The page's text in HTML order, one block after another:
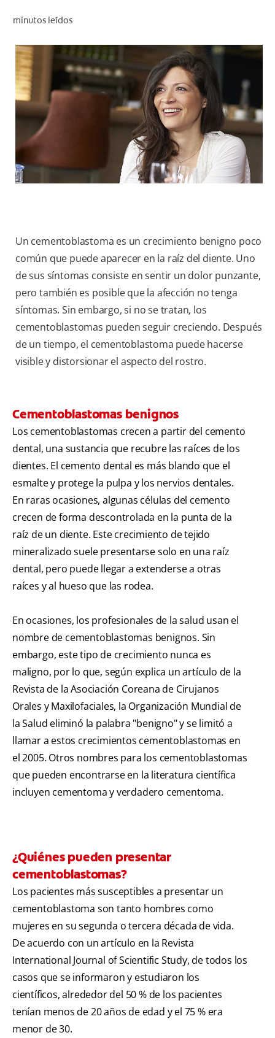
PROMOCIONES
SV (ES)
SUSCRÍBASE
minutos leídos
Un cementoblastoma es un crecimiento benigno poco
común que puede aparecer en la raíz del diente. Uno
de sus síntomas consiste en sentir un dolor punzante,
pero también es posible que la afección no tenga
síntomas. Sin embargo, si no se tratan, los
cementoblastomas pueden seguir creciendo. Después
de un tiempo, el cementoblastoma puede hacerse
visible y distorsionar el aspecto del rostro.
Cementoblastomas benignos
Los cementoblastomas crecen a partir del cemento
dental, una sustancia que recubre las raíces de los
dientes. El cemento dental es más blando que el
esmalte y protege la pulpa y los nervios dentales.
En raras ocasiones, algunas células del cemento
crecen de forma descontrolada en la punta de la
raíz de un diente. Este crecimiento de tejido
mineralizado suele presentarse solo en una raíz
dental, pero puede llegar a extenderse a otras
raíces y al hueso que las rodea.
En ocasiones, los profesionales de la salud usan el
nombre de cementoblastomas benignos. Sin
embargo, este tipo de crecimiento nunca es
maligno, por lo que, según explica un artículo de la
Revista de la Asociación Coreana de Cirujanos
Orales y Maxilofaciales, la Organización Mundial de
la Salud eliminó la palabra "benigno" y se limitó a
llamar a estos crecimientos cementoblastomas en
el 2005. Otros nombres para los cementoblastomas
que pueden encontrarse en la literatura científica
incluyen cementoma y verdadero cementoma.
¿Quiénes pueden presentar
cementoblastomas?
Los pacientes más susceptibles a presentar un
cementoblastoma son tanto hombres como
mujeres en su segunda o tercera década de vida.
De acuerdo con un artículo en la Revista
International Journal of Scientific Study, de todos los
casos que se informaron y estudiaron los
científicos, alrededor del 50 % de los pacientes
tenían menos de 20 años de edad y el 75 % era
menor de 30.